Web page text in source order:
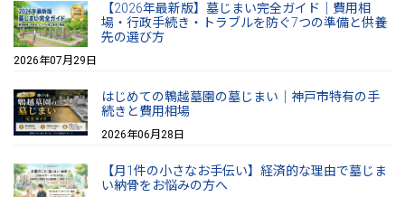
【2026年最新版】墓じまい完全ガイド｜費用相
場・行政手続き・トラブルを防ぐ7つの準備と供養
先の選び方
2026年07月29日
はじめての鵯越墓園の墓じまい｜神戸市特有の手
続きと費用相場
2026年06月28日
【月1件の小さなお手伝い】経済的な理由で墓じま
い納骨をお悩みの方へ